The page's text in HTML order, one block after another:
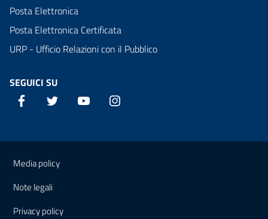
Posta Elettronica
Posta Elettronica Certificata
URP - Ufficio Relazioni con il Pubblico
SEGUICI SU
Facebook Twitter YouTube
Sezione Link Utili
Media policy
Note legali
Privacy policy